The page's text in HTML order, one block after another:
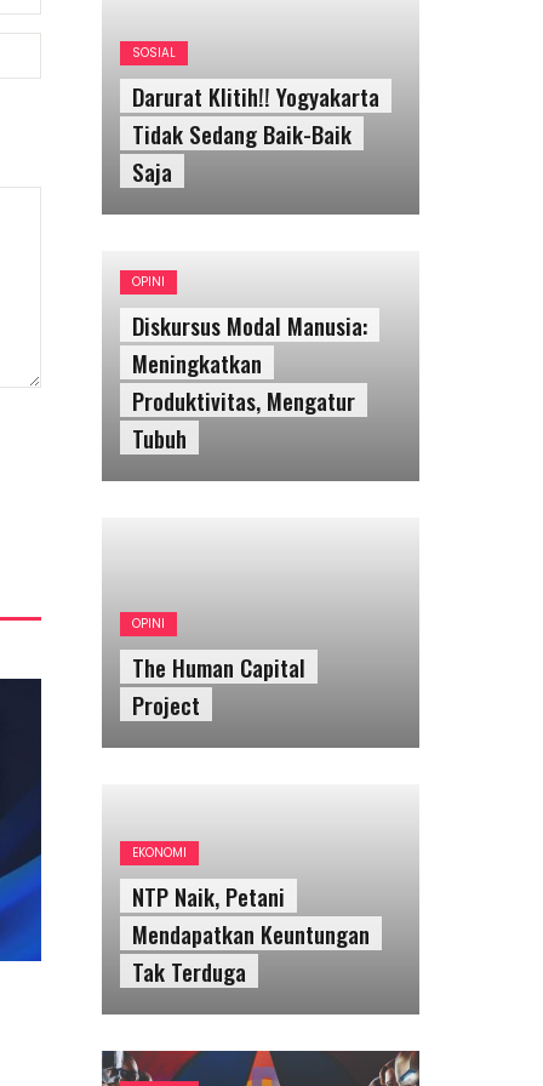
SOSIAL
Darurat Klitih!! Yogyakarta
Tidak Sedang Baik-Baik
Saja
OPINI
Diskursus Modal Manusia:
Meningkatkan
Produktivitas, Mengatur
Tubuh
OPINI
The Human Capital
Project
EKONOMI
NTP Naik, Petani
Mendapatkan Keuntungan
Tak Terduga